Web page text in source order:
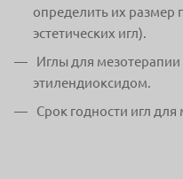
определить их размер
эстетических игл).
Иглы для мезотерапии
этилендиоксидом.
Срок годности игл для